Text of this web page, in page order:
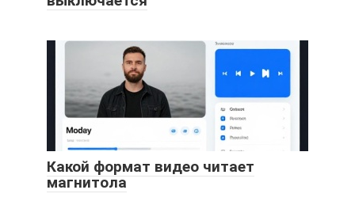
Какой формат видео читает
магнитола